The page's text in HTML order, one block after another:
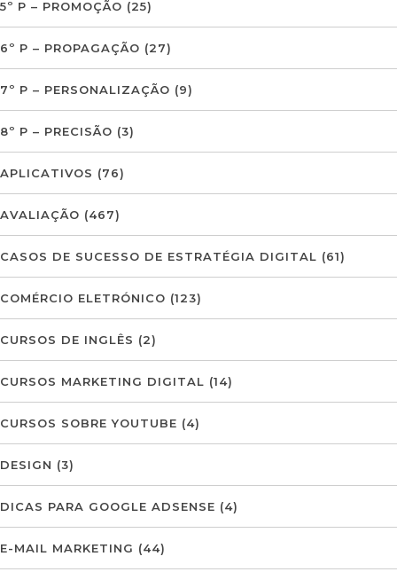
5º P – PROMOÇÃO (25)
6º P – PROPAGAÇÃO (27)
7º P – PERSONALIZAÇÃO (9)
8º P – PRECISÃO (3)
APLICATIVOS (76)
AVALIAÇÃO (467)
CASOS DE SUCESSO DE ESTRATÉGIA DIGITAL (61)
COMÉRCIO ELETRÓNICO (123)
CURSOS DE INGLÊS (2)
CURSOS MARKETING DIGITAL (14)
CURSOS SOBRE YOUTUBE (4)
DESIGN (3)
DICAS PARA GOOGLE ADSENSE (4)
E-MAIL MARKETING (44)